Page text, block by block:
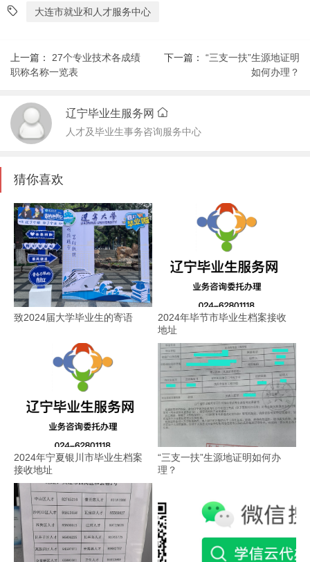
大连市就业和人才服务中心
上一篇： 27个专业技术各成绩
职称名称一览表
下一篇： “三支一扶”生源地证明
如何办理？
辽宁毕业生服务网
人才及毕业生事务咨询服务中心
猜你喜欢
致2024届大学毕业生的寄语
2024年毕节市毕业生档案接收
地址
2024年宁夏银川市毕业生档案
接收地址
“三支一扶”生源地证明如何办
理？